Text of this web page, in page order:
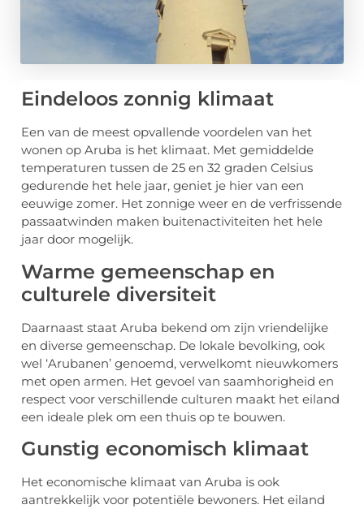
Eindeloos zonnig klimaat
Een van de meest opvallende voordelen van het
wonen op Aruba is het klimaat. Met gemiddelde
temperaturen tussen de 25 en 32 graden Celsius
gedurende het hele jaar, geniet je hier van een
eeuwige zomer. Het zonnige weer en de verfrissende
passaatwinden maken buitenactiviteiten het hele
jaar door mogelijk.
Warme gemeenschap en
culturele diversiteit
Daarnaast staat Aruba bekend om zijn vriendelijke
en diverse gemeenschap. De lokale bevolking, ook
wel ‘Arubanen’ genoemd, verwelkomt nieuwkomers
met open armen. Het gevoel van saamhorigheid en
respect voor verschillende culturen maakt het eiland
een ideale plek om een thuis op te bouwen.
Gunstig economisch klimaat
Het economische klimaat van Aruba is ook
aantrekkelijk voor potentiële bewoners. Het eiland